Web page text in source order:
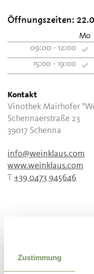
Zustimmung
Öffnungszeiten:
Mo
09:00 - 12:00
15:00 - 19:00
Kontakt
Vinothek Mairhofer
Schennaerstraße 23
39017 Schenna
info@weinklaus.com
www.weinklaus.com
T+39 0473 945646
JA NEIN